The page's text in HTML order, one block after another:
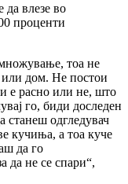
влезе во
проценти
тоа не
или дом. Не постои
е расно или не, што
го, биди доследен
одгледувач
кучиња, а тоа куче
да го
да не се спари“,